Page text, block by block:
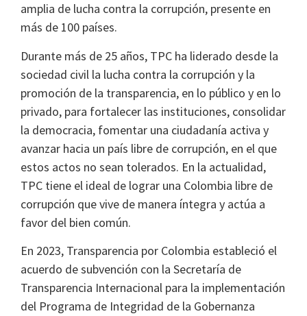
amplia de lucha contra la corrupción, presente en
más de 100 países.
Durante más de 25 años, TPC ha liderado desde la
sociedad civil la lucha contra la corrupción y la
promoción de la transparencia, en lo público y en lo
privado, para fortalecer las instituciones, consolidar
la democracia, fomentar una ciudadanía activa y
avanzar hacia un país libre de corrupción, en el que
estos actos no sean tolerados. En la actualidad,
TPC tiene el ideal de lograr una Colombia libre de
corrupción que vive de manera íntegra y actúa a
favor del bien común.
En 2023, Transparencia por Colombia estableció el
acuerdo de subvención con la Secretaría de
Transparencia Internacional para la implementación
del Programa de Integridad de la Gobernanza